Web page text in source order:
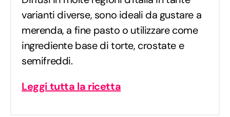
varianti diverse, sono ideali da gustare a
merenda, a fine pasto o utilizzare come
ingrediente base di torte, crostate e
semifreddi.
Leggi tutta la ricetta